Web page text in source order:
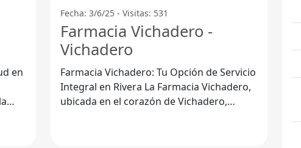
en
Fecha: 3/6/25 - Visitas: 531
Farmacia Vichadero -
Vichadero
Farmacia Vichadero: Tu Opción de Servicio
Integral en Rivera La Farmacia Vichadero,
ubicada en el corazón de Vichadero,